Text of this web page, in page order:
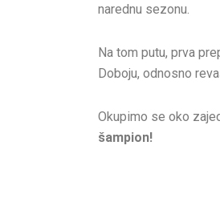
narednu sezonu.
Na tom putu, prva
Doboju, odnosno
Okupimo se oko
šampion!